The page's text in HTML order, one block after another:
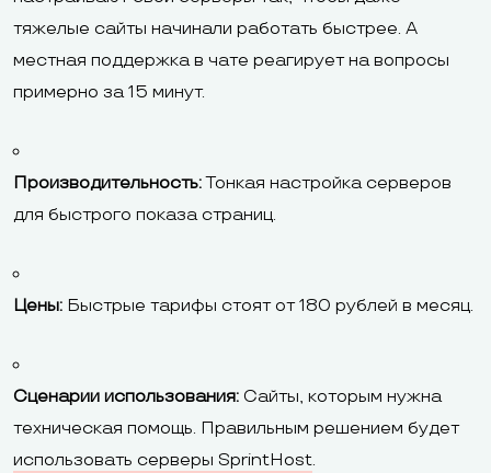
тяжелые сайты начинали работать быстрее. А
местная поддержка в чате реагирует на вопросы
примерно за 15 минут.
Производительность:Тонкая настройка серверов
для быстрого показа страниц.
Цены: Быстрые тарифы стоят от 180 рублей в месяц.
Сценарии использования: Сайты, которым нужна
техническая помощь. Правильным решением будет
использовать серверы SprintHost.